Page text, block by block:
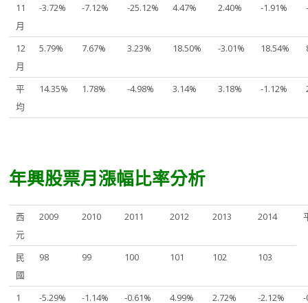
11
月
-3.72% -7.12% -25.12% 4.47% 2.40% -1.91%
12
月
5.79% 7.67% 3.23% 18.50% -3.01% 18.54%
平
均
14.35% 1.78% -4.98% 3.14% 3.18% -1.12%
年興股票月漲幅比率分析
西
元
2009 2010 2011 2012 2013 2014
民
國
98 99 100 101 102 103
1
-5.29% -1.14% -0.61% 4.99% 2.72% -2.12%